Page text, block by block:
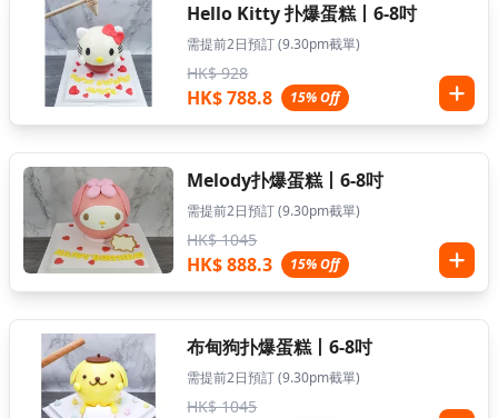
Hello Kitty 扑爆蛋糕丨6-8吋
需提前2日預訂 (9.30pm截單)
HK$ 928
HK$ 788.8 15% Off
Melody扑爆蛋糕丨6-8吋
需提前2日預訂 (9.30pm截單)
HK$ 1045
HK$ 888.3 15% Off
布甸狗扑爆蛋糕丨6-8吋
需提前2日預訂 (9.30pm截單)
HK$ 1045